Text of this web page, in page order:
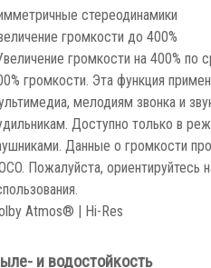
стереодинамики
громкости до 400%
громкости на 400% по
громкости. Эта функция
мелодиям звонка и
Доступно только в
Данные о громкости
Пожалуйста, ориентируйтесь
Atmos® | Hi-Res
и водостойкость